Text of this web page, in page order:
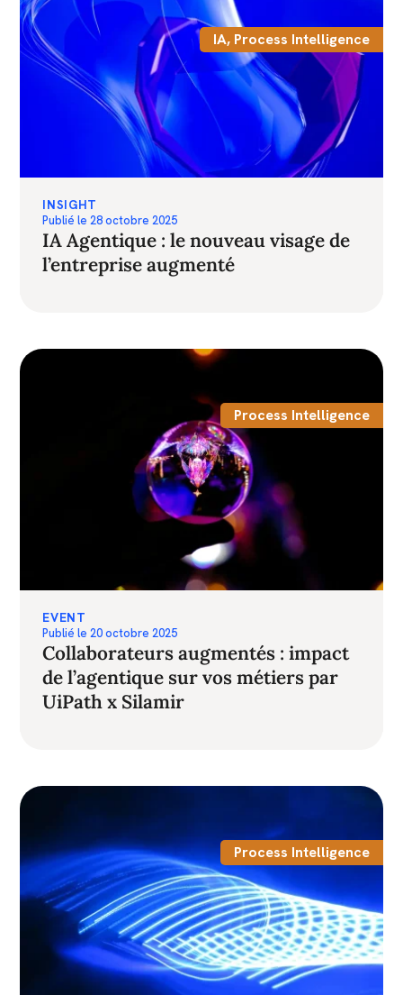
IA, Process Intelligence
INSIGHT
Publié le28 octobre 2025
IA Agentique : le nouveau visage de
l’entreprise augmenté
Process Intelligence
EVENT
Publié le20 octobre 2025
Collaborateurs augmentés : impact
de l’agentique sur vos métiers par
UiPath x Silamir
Process Intelligence